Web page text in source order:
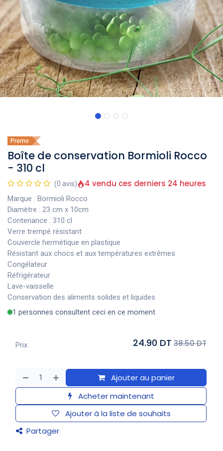
Promo
Boîte de conservation Bormioli Rocco
- 310 cl
(0 avis) 4 vendu ces derniers 24 heures
Marque : Bormioli Rocco
Diamètre : 23 cm x 10cm
Contenance : 310 cl
Verre trempé résistant
Couvercle hermétique en plastique
Résistant aux chocs et aux températures extrêmes
Congélateur
Réfrigérateur
Lave-vaisselle
Conservation des aliments solides et liquides
1 personnes consultent ceci en ce moment
Ajouter au panier
Acheter maintenant
Ajouter à la liste de souhaits
Partager
Prix 24.90 DT 38.50 DT